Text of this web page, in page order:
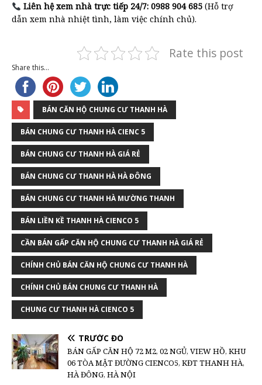
Liên hệ xem nhà trực tiếp 24/7: 0988 904 685(Hỗ trợ
dẫn xem nhà nhiệt tình, làm việc chính chủ).
Rate this post
Share this...
BÁN CĂN HỘ CHUNG CƯ THANH HÀ
BÁN CHUNG CƯ THANH HÀ CIENC 5
BÁN CHUNG CƯ THANH HÀ GIÁ RẺ
BÁN CHUNG CƯ THANH HÀ HÀ ĐÔNG
BÁN CHUNG CƯ THANH HÀ MƯỜNG THANH
BÁN LIỀN KỀ THANH HÀ CIENCO 5
CẦN BÁN GẤP CĂN HỘ CHUNG CƯ THANH HÀ GIÁ RẺ
CHÍNH CHỦ BÁN CĂN HỘ CHUNG CƯ THANH HÀ
CHÍNH CHỦ BÁN CHUNG CƯ THANH HÀ
CHUNG CƯ THANH HÀ CIENCO 5
TRƯỚC ĐÓ
BÁN GẤP CĂN HỘ 72 M2, 02 NGỦ, VIEW HỒ, KHU
06 TÒA MẶT ĐƯỜNG CIENCO5, KĐT THANH HÀ,
HÀ ĐÔNG, HÀ NỘI